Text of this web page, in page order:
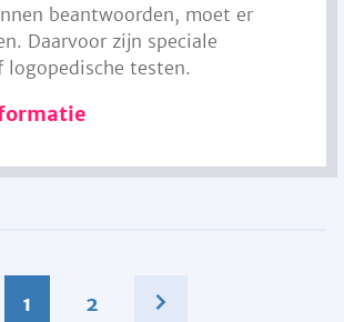
beantwoorden, moet er
Daarvoor zijn speciale
testen.
1 2